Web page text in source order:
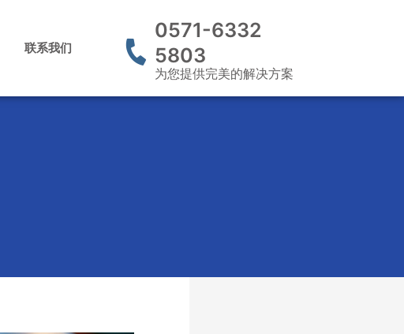
联系我们
0571-6332
5803
为您提供完美的解决方案